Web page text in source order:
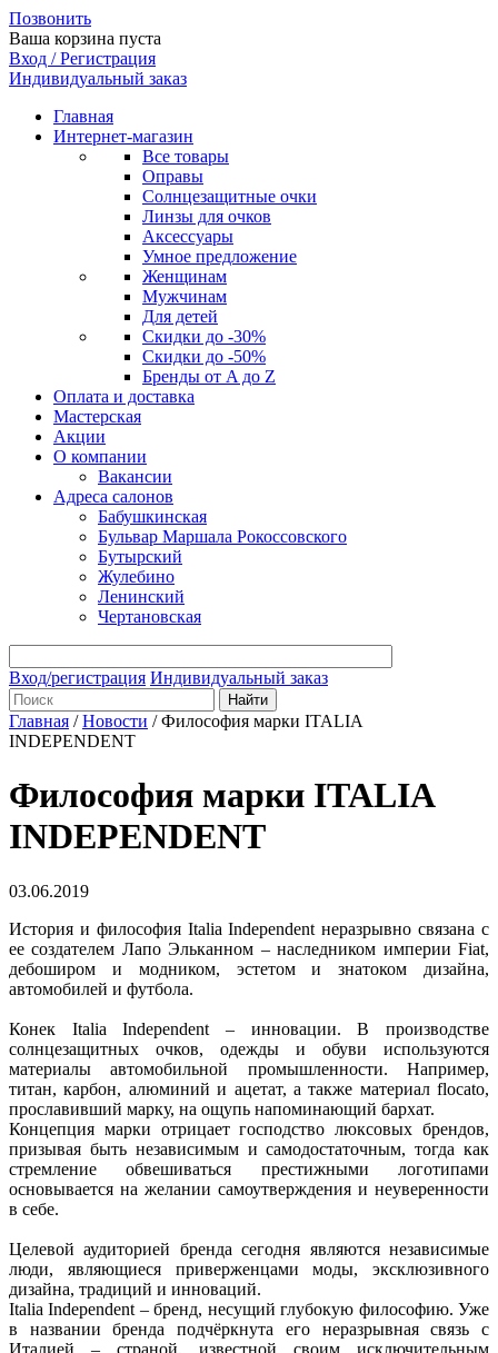
Позвонить
Ваша корзина пуста
Вход / Регистрация
Индивидуальный заказ
Главная
Интернет-магазин
Все товары
Оправы
Солнцезащитные очки
Линзы для очков
Аксессуары
Умное предложение
Женщинам
Мужчинам
Для детей
Скидки до -30%
Скидки до -50%
Бренды от A до Z
Оплата и доставка
Мастерская
Акции
О компании
Вакансии
Адреса салонов
Бабушкинская
Бульвар Маршала Рокоссовского
Бутырский
Жулебино
Ленинский
Чертановская
Вход/регистрация Индивидуальный заказ
Главная /Новости /Философия марки ITALIA
INDEPENDENT
Философия марки ITALIA
INDEPENDENT
03.06.2019
История и философия Italia Independent неразрывно связана с
ее создателем Лапо Эльканном – наследником империи Fiat,
дебоширом и модником, эстетом и знатоком дизайна,
автомобилей и футбола.
Конек Italia Independent – инновации. В производстве
солнцезащитных очков, одежды и обуви используются
материалы автомобильной промышленности. Например,
титан, карбон, алюминий и ацетат, а также материал flocato,
прославивший марку, на ощупь напоминающий бархат.
Концепция марки отрицает господство люксовых брендов,
призывая быть независимым и самодостаточным, тогда как
стремление обвешиваться престижными логотипами
основывается на желании самоутверждения и неуверенности
в себе.
Целевой аудиторией бренда сегодня являются независимые
люди, являющиеся приверженцами моды, эксклюзивного
дизайна, традиций и инноваций.
Italia Independent – бренд, несущий глубокую философию. Уже
в названии бренда подчёркнута его неразрывная связь с
Италией – страной, известной своим исключительным